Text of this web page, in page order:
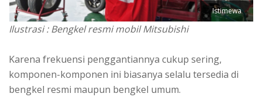
Istimewa
Ilustrasi : Bengkel resmi mobil Mitsubishi
Karena frekuensi penggantiannya cukup sering,
komponen-komponen ini biasanya selalu tersedia di
bengkel resmi maupun bengkel umum.